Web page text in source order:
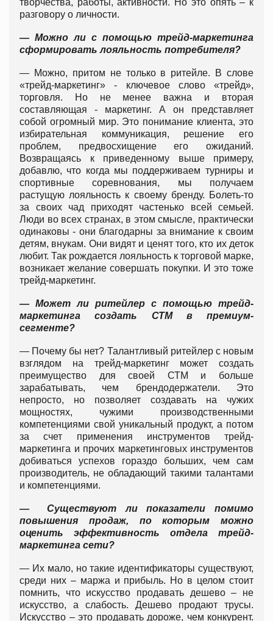
разговору о личности.
— Можно ли с помощью трейд-маркетинга
сформировать лояльность потребителя?
— Можно, притом не только в ритейле. В слове
«трейд-маркетинг» - ключевое слово «трейд»,
торговля. Но не менее важна и вторая
составляющая - маркетинг. А он представляет
собой огромный мир. Это понимание клиента, это
избирательная коммуникация, решение его
проблем, предвосхищение его ожиданий.
Возвращаясь к приведенному выше примеру,
добавлю, что когда мы поддерживаем турниры и
спортивные соревнования, мы получаем
растущую лояльность к своему бренду. Болеть-то
за своих чад приходят частенько всей семьей.
Люди во всех странах, в этом смысле, практически
одинаковы - они благодарны за внимание к своим
детям, внукам. Они видят и ценят того, кто их деток
любит. Так рождается лояльность к торговой марке,
возникает желание совершать покупки. И это тоже
трейд-маркетинг.
— Может ли ритейлер с помощью трейд-
маркетинга создать СТМ в премиум-
сегменте?
— Почему бы нет? Талантливый ритейлер с новым
взглядом на трейд-маркетинг может создать
преимущество для своей СТМ и больше
зарабатывать, чем брендодержатели. Это
непросто, но позволяет создавать на чужих
мощностях, чужими производственными
компетенциями свой уникальный продукт, а потом
за счет применения инструментов трейд-
маркетинга и прочих маркетинговых инструментов
добиваться успехов гораздо больших, чем сам
производитель, не обладающий такими талантами
и компетенциями.
— Существуют ли показатели помимо
повышения продаж, по которым можно
оценить эффективность отдела трейд-
маркетинга сети?
— Их мало, но такие идентификаторы существуют,
среди них – маржа и прибыль. Но в целом стоит
помнить, что искусство продавать дешево – не
искусство, а слабость. Дешево продают трусы.
Искусство – это продавать дороже, чем конкурент.